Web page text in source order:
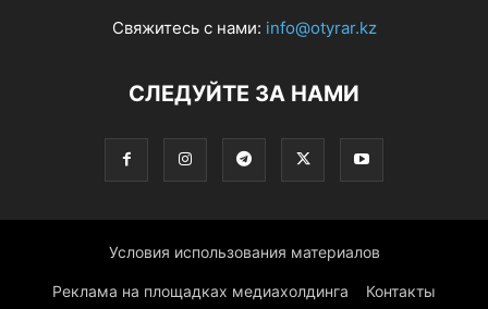
Свяжитесь с нами: info@otyrar.kz
СЛЕДУЙТЕ ЗА НАМИ
Условия использования материалов
Реклама на площадках медиахолдинга Контакты